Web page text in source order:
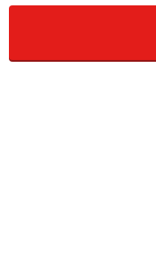
私は池袋で一二三堂
ますが、近年は自
方にくわえて、購